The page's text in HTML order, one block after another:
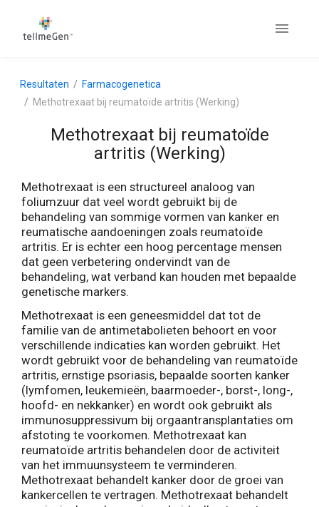
Resultaten
Farmacogenetica
Methotrexaat bij reumatoïde artritis (Werking)
Methotrexaat bij reumatoïde
artritis (Werking)
Methotrexaat is een structureel analoog van
foliumzuur dat veel wordt gebruikt bij de
behandeling van sommige vormen van kanker en
reumatische aandoeningen zoals reumatoïde
artritis. Er is echter een hoog percentage mensen
dat geen verbetering ondervindt van de
behandeling, wat verband kan houden met bepaalde
genetische markers.
Methotrexaat is een geneesmiddel dat tot de
familie van de antimetabolieten behoort en voor
verschillende indicaties kan worden gebruikt. Het
wordt gebruikt voor de behandeling van reumatoïde
artritis, ernstige psoriasis, bepaalde soorten kanker
(lymfomen, leukemieën, baarmoeder-, borst-, long-,
hoofd- en nekkanker) en wordt ook gebruikt als
immunosuppressivum bij orgaantransplantaties om
afstoting te voorkomen. Methotrexaat kan
reumatoïde artritis behandelen door de activiteit
van het immuunsysteem te verminderen.
Methotrexaat behandelt kanker door de groei van
kankercellen te vertragen. Methotrexaat behandelt